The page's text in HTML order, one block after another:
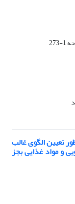
تعیین الگوی غالب
و مواد غذایی بجز